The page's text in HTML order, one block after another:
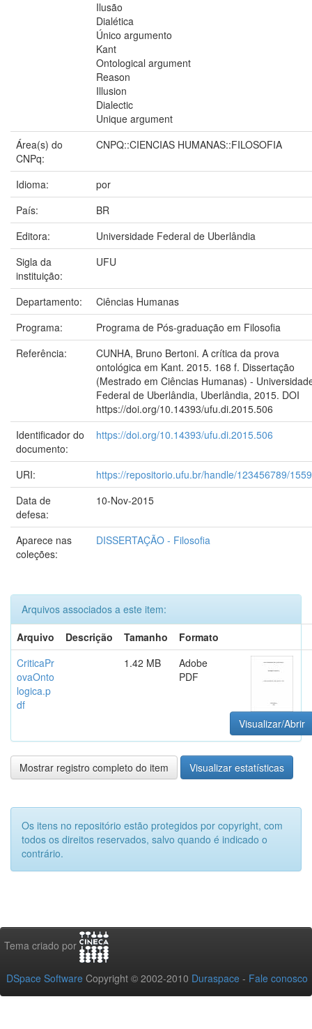
Ilusão
Dialética
Único argumento
Kant
Ontological argument
Reason
Illusion
Dialectic
Unique argument
Área(s) do
CNPq:
CNPQ::CIENCIAS HUMANAS::FILOSOFIA
Idioma:
por
País:
BR
Editora:
Universidade Federal de Uberlândia
Sigla da
instituição:
UFU
Departamento:
Ciências Humanas
Programa:
Programa de Pós-graduação em Filosofia
Referência:
CUNHA, Bruno Bertoni. A crítica da prova
ontológica em Kant. 2015. 168 f. Dissertação
(Mestrado em Ciências Humanas) -
Federal de Uberlândia, Uberlândia, 2015. DOI
https://doi.org/10.14393/ufu.di.2015.506
Identificador do
documento:
https://doi.org/10.14393/ufu.di.2015.506
URI:
https://repositorio.ufu.br/handle/123456789/
Data de
defesa:
10-Nov-2015
Aparece nas
coleções:
DISSERTAÇÃO - Filosofia
Arquivos associados a este item:
Arquivo
Descrição Tamanho
Formato
CriticaPr
ovaOnto
logica.p
df
1.42 MB
Adobe
PDF
Visualizar/Abrir
Mostrar registro completo do item Visualizar estatísticas
Os itens no repositório estão protegidos por copyright, com
todos os direitos reservados, salvo quando é indicado o
contrário.
Tema criado por
DSpace Software Copyright © 2002-2010 Duraspace - Fale conosco